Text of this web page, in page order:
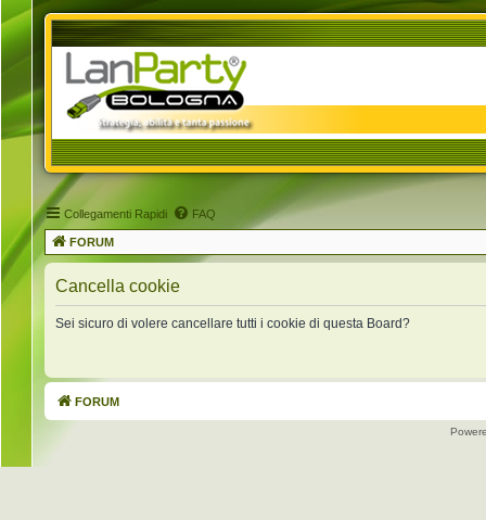
Collegamenti Rapidi FAQ
FORUM
Cancella cookie
Sei sicuro di volere cancellare tutti i cookie di questa Board?
FORUM